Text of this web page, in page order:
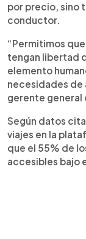
por precio, sino
conductor.
“Permitimos
tengan libertad
elemento
necesidades de
gerente general
Según datos
viajes en la
que el 55% de
accesibles bajo